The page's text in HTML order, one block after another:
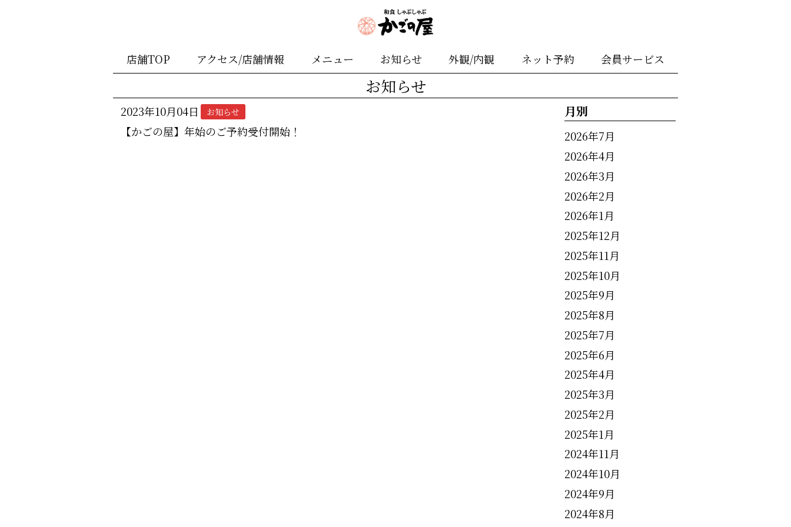
店舗TOP アクセス/店舗情報 メニュー お知らせ 外観/内観 ネット予約 会員サービス
お知らせ
2023年10月04日 お知らせ
【かごの屋】年始のご予約受付開始！
月別
2026年7月
2026年4月
2026年3月
2026年2月
2026年1月
2025年12月
2025年11月
2025年10月
2025年9月
2025年8月
2025年7月
2025年6月
2025年4月
2025年3月
2025年2月
2025年1月
2024年11月
2024年10月
2024年9月
2024年8月